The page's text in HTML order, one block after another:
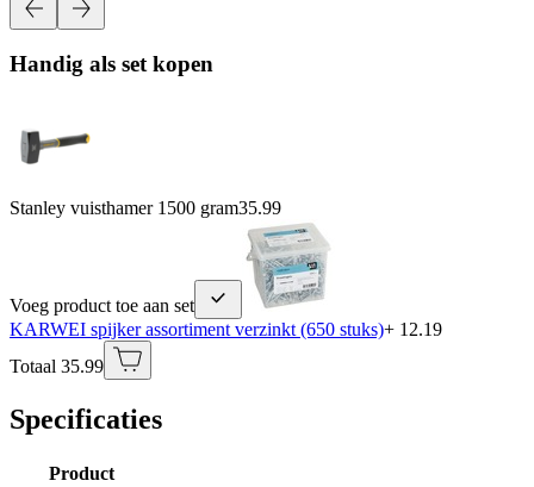
Handig als set kopen
Stanley vuisthamer 1500 gram35.99
Voeg product toe aan set
KARWEI spijker assortiment verzinkt (650 stuks)+ 12.19
Totaal 35.99
Specificaties
Product